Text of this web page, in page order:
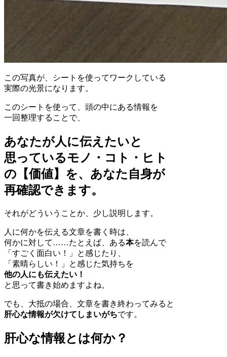
この写真が、シートを使ってワークしている
実際の光景になります。
このシートを使って、頭の中にある情報を
一回整理することで、
あなたが人に伝えたいと
思っているモノ・コト・ヒト
の【価値】を、あなた自身が
再確認できます。
それがどういうことか、少し説明します。
人に何かを伝える文章を書く時は、
何かに対して……たとえば、ある本を読んで
「すごく面白い！」と感じたり、
「素晴らしい！」と感じた気持ちを
他の人にも伝えたい！
と思って書き始めますよね。
でも、大抵の場合、文章を書き終わってみると
肝心な情報が欠けてしまいがちです。
肝心な情報とは何か？